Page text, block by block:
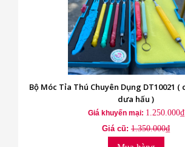
Bộ Móc Tỉa Thú Chuyên Dụng DT10021 ( cạo vỏ khắc chữ
dưa hấu )
Giá khuyến mại: 1.250.000₫
Giá cũ: 1.350.000₫